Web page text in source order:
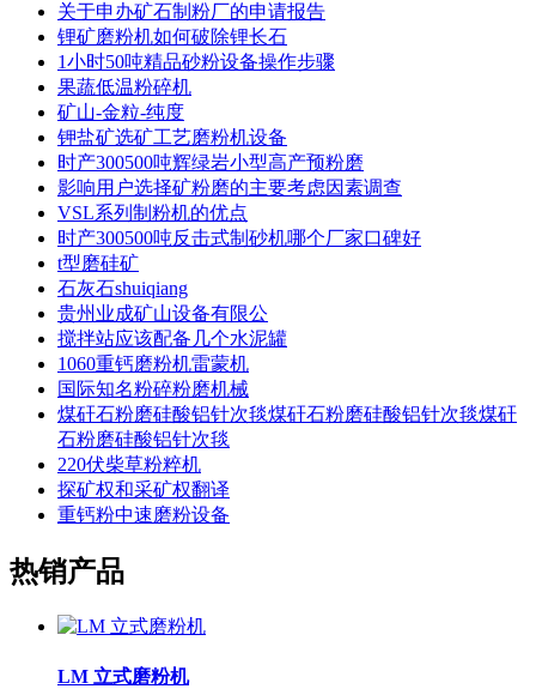
关于申办矿石制粉厂的申请报告
锂矿磨粉机如何破除锂长石
1小时50吨精品砂粉设备操作步骤
果蔬低温粉碎机
矿山-金粒-纯度
钾盐矿选矿工艺磨粉机设备
时产300500吨辉绿岩小型高产预粉磨
影响用户选择矿粉磨的主要考虑因素调查
VSL系列制粉机的优点
时产300500吨反击式制砂机哪个厂家口碑好
t型磨硅矿
石灰石shuiqiang
贵州业成矿山设备有限公
搅拌站应该配备几个水泥罐
1060重钙磨粉机雷蒙机
国际知名粉碎粉磨机械
煤矸石粉磨硅酸铝针次毯煤矸石粉磨硅酸铝针次毯煤矸
石粉磨硅酸铝针次毯
220伏柴草粉粹机
探矿权和采矿权翻译
重钙粉中速磨粉设备
热销产品
LM 立式磨粉机